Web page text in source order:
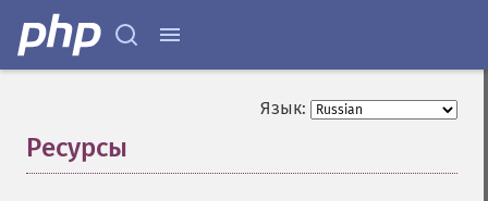
Язык:
Ресурсы